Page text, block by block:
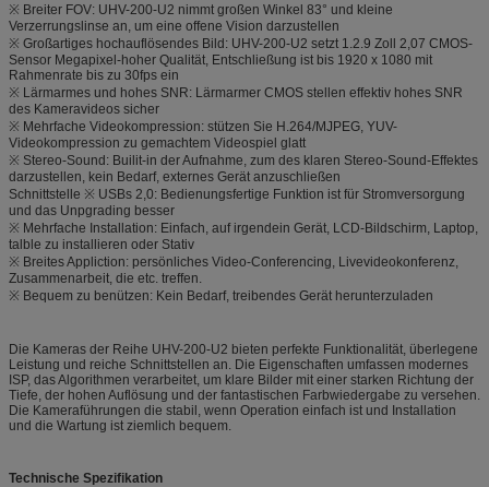
※ Breiter FOV: UHV-200-U2 nimmt großen Winkel 83° und kleine
Verzerrungslinse an, um eine offene Vision darzustellen
※ Großartiges hochauflösendes Bild: UHV-200-U2 setzt 1.2.9 Zoll 2,07 CMOS-
Sensor Megapixel-hoher Qualität, Entschließung ist bis 1920 x 1080 mit
Rahmenrate bis zu 30fps ein
※ Lärmarmes und hohes SNR: Lärmarmer CMOS stellen effektiv hohes SNR
des Kameravideos sicher
※ Mehrfache Videokompression: stützen Sie H.264/MJPEG, YUV-
Videokompression zu gemachtem Videospiel glatt
※ Stereo-Sound: Builit-in der Aufnahme, zum des klaren Stereo-Sound-Effektes
darzustellen, kein Bedarf, externes Gerät anzuschließen
Schnittstelle ※ USBs 2,0: Bedienungsfertige Funktion ist für Stromversorgung
und das Unpgrading besser
※ Mehrfache Installation: Einfach, auf irgendein Gerät, LCD-Bildschirm, Laptop,
talble zu installieren oder Stativ
※ Breites Appliction: persönliches Video-Conferencing, Livevideokonferenz,
Zusammenarbeit, die etc. treffen.
※ Bequem zu benützen: Kein Bedarf, treibendes Gerät herunterzuladen
Die Kameras der Reihe UHV-200-U2 bieten perfekte Funktionalität, überlegene
Leistung und reiche Schnittstellen an. Die Eigenschaften umfassen modernes
ISP, das Algorithmen verarbeitet, um klare Bilder mit einer starken Richtung der
Tiefe, der hohen Auflösung und der fantastischen Farbwiedergabe zu versehen.
Die Kameraführungen die stabil, wenn Operation einfach ist und Installation
und die Wartung ist ziemlich bequem.
Technische Spezifikation